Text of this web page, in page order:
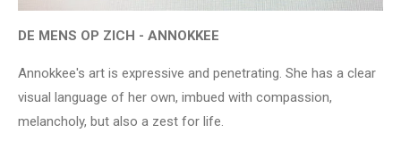
DE MENS OP ZICH - ANNOKKEE
Annokkee's art is expressive and penetrating. She has a clear
visual language of her own, imbued with compassion,
melancholy, but also a zest for life.